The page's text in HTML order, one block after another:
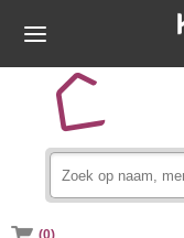
(0)